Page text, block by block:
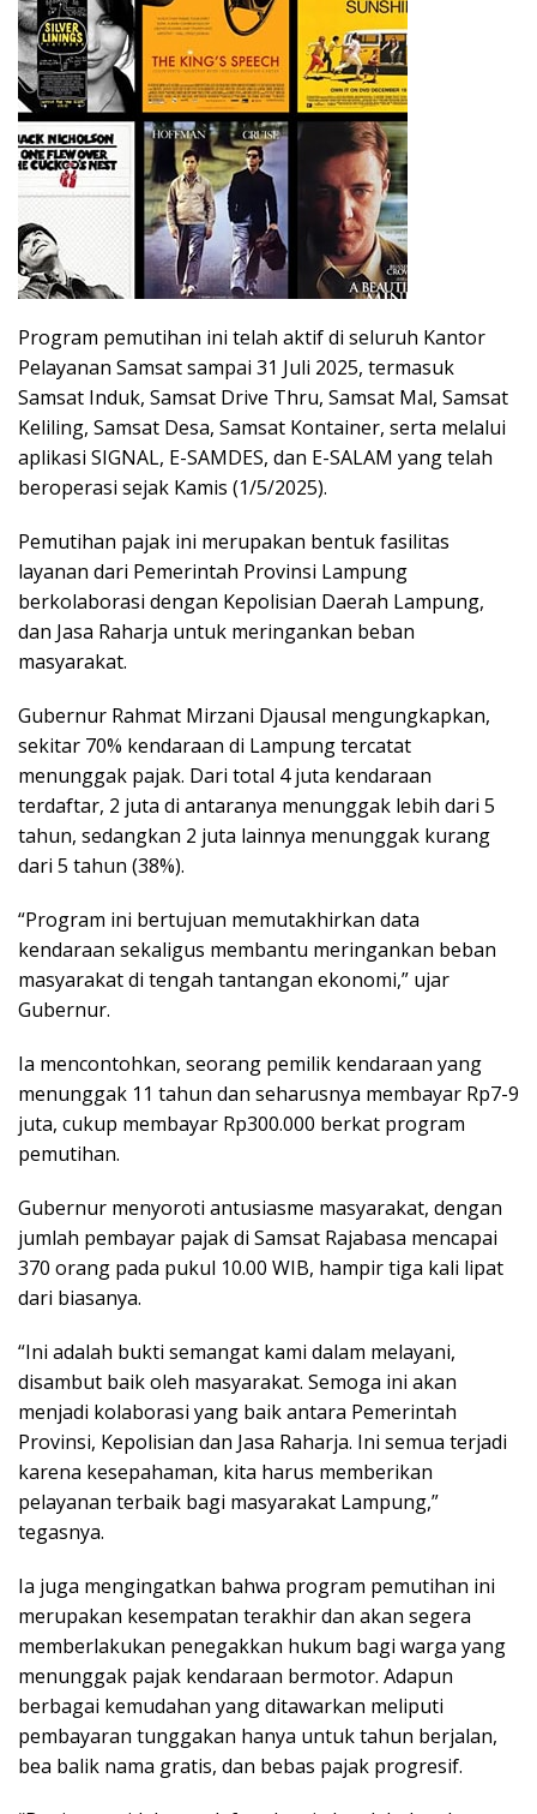
Program pemutihan ini telah aktif di seluruh Kantor
Pelayanan Samsat sampai 31 Juli 2025, termasuk
Samsat Induk, Samsat Drive Thru, Samsat Mal, Samsat
Keliling, Samsat Desa, Samsat Kontainer, serta melalui
aplikasi SIGNAL, E-SAMDES, dan E-SALAM yang telah
beroperasi sejak Kamis (1/5/2025).
Pemutihan pajak ini merupakan bentuk fasilitas
layanan dari Pemerintah Provinsi Lampung
berkolaborasi dengan Kepolisian Daerah Lampung,
dan Jasa Raharja untuk meringankan beban
masyarakat.
Gubernur Rahmat Mirzani Djausal mengungkapkan,
sekitar 70% kendaraan di Lampung tercatat
menunggak pajak. Dari total 4 juta kendaraan
terdaftar, 2 juta di antaranya menunggak lebih dari 5
tahun, sedangkan 2 juta lainnya menunggak kurang
dari 5 tahun (38%).
“Program ini bertujuan memutakhirkan data
kendaraan sekaligus membantu meringankan beban
masyarakat di tengah tantangan ekonomi,” ujar
Gubernur.
Ia mencontohkan, seorang pemilik kendaraan yang
menunggak 11 tahun dan seharusnya membayar Rp7-9
juta, cukup membayar Rp300.000 berkat program
pemutihan.
Gubernur menyoroti antusiasme masyarakat, dengan
jumlah pembayar pajak di Samsat Rajabasa mencapai
370 orang pada pukul 10.00 WIB, hampir tiga kali lipat
dari biasanya.
“Ini adalah bukti semangat kami dalam melayani,
disambut baik oleh masyarakat. Semoga ini akan
menjadi kolaborasi yang baik antara Pemerintah
Provinsi, Kepolisian dan Jasa Raharja. Ini semua terjadi
karena kesepahaman, kita harus memberikan
pelayanan terbaik bagi masyarakat Lampung,”
tegasnya.
Ia juga mengingatkan bahwa program pemutihan ini
merupakan kesempatan terakhir dan akan segera
memberlakukan penegakkan hukum bagi warga yang
menunggak pajak kendaraan bermotor. Adapun
berbagai kemudahan yang ditawarkan meliputi
pembayaran tunggakan hanya untuk tahun berjalan,
bea balik nama gratis, dan bebas pajak progresif.